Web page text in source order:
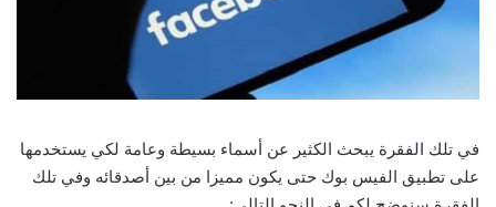
في تلك الفقرة يبحث الكثير عن أسماء بسيطة وعامة لكي يستخدمها
على تطبيق الفيس بوك حتى يكون مميزا من بين أصدقائه وفي تلك